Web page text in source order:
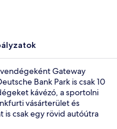
Gateway
Bank Park is csak 10
kávézó, a sportolni
vásárterület és
is csak egy rövid autóútra